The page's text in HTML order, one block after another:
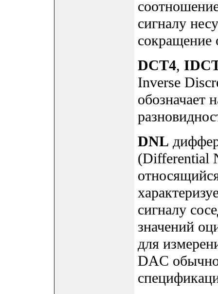
сигналу
сокращение
DCT4,
Inverse
обозначает
DNL
(Differential
сигналу
значений
для
DAC обычно